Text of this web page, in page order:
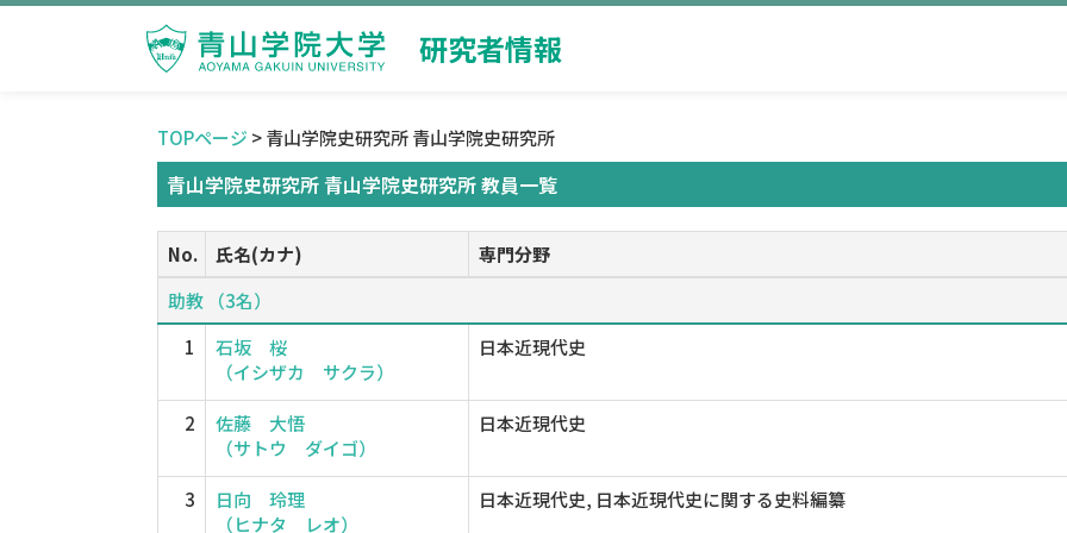
研究者情報
TOPページ > 青山学院史研究所 青山学院史研究所
青山学院史研究所 青山学院史研究所 教員一覧
No. 氏名(カナ)
専門分野
助教 （3名）
1
石坂 桜
（イシザカ サクラ）
日本近現代史
2
佐藤 大悟
（サトウ ダイゴ）
日本近現代史
3
日向 玲理
（ヒナタ レオ）
日本近現代史, 日本近現代史に関する史料編纂